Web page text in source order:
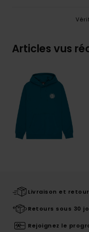
Articles vus
Livraison et
Retours sous 30
Rejoignez le